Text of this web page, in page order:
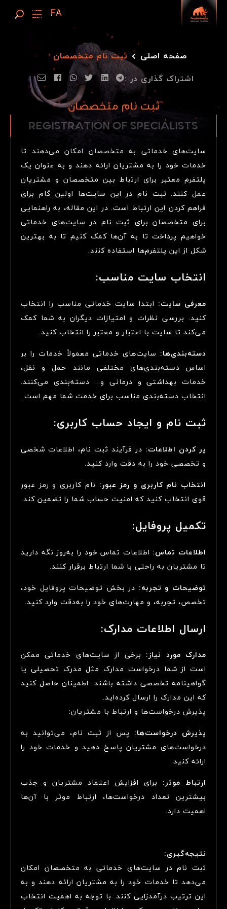
صفحه اصلی
ثبت نام متخصصان
اشتراک گذاری در :
ثبت نام متخصصان
REGISTRATION OF
SPECIALISTS
REGISTRATION OF SPECIALISTS
سایت‌های خدماتی به متخصصان امکان می‌دهند تا
خدمات خود را به مشتریان ارائه دهند و به عنوان یک
پلتفرم معتبر برای ارتباط بین متخصصان و مشتریان
عمل کنند. ثبت نام در این سایت‌ها اولین گام برای
فراهم کردن این ارتباط است. در این مقاله، به راهنمایی
برای متخصصان برای ثبت نام در سایت‌های خدماتی
خواهیم پرداخت تا به آن‌ها کمک کنیم تا به بهترین
شکل از این پلتفرم‌ها استفاده کنند.
انتخاب سایت مناسب:
معرفی سایت: ابتدا سایت خدماتی مناسب را انتخاب
کنید. بررسی نظرات و امتیازات دیگران به شما کمک
می‌کند تا سایت با اعتبار و معتبر را انتخاب کنید.
دسته‌بندی‌ها: سایت‌های خدماتی معمولاً خدمات را بر
اساس دسته‌بندی‌های مختلفی مانند حمل و نقل،
خدمات بهداشتی و درمانی و... دسته‌بندی می‌کنند.
انتخاب دسته‌بندی مناسب برای خدمت شما مهم است.
ثبت نام و ایجاد حساب کاربری:
پر کردن اطلاعات: در فرآیند ثبت نام، اطلاعات شخصی
و تخصصی خود را به دقت وارد کنید.
انتخاب نام کاربری و رمز عبور: نام کاربری و رمز عبور
قوی انتخاب کنید که امنیت حساب شما را تضمین کند.
تکمیل پروفایل:
اطلاعات تماس: اطلاعات تماس خود را به‌روز نگه دارید
تا مشتریان به راحتی با شما ارتباط برقرار کنند.
توضیحات و تجربه: در بخش توضیحات پروفایل خود،
تخصص، تجربه، و مهارت‌های خود را به‌دقت وارد کنید.
ارسال اطلاعات مدارک:
مدارک مورد نیاز: برخی از سایت‌های خدماتی ممکن
است از شما درخواست مدارک مثل مدرک تحصیلی یا
گواهینامه تخصصی داشته باشند. اطمینان حاصل کنید
که این مدارک را ارسال کرده‌اید.
پذیرش درخواست‌ها و ارتباط با مشتریان:
پذیرش درخواست‌ها: پس از ثبت نام، می‌توانید به
درخواست‌های مشتریان پاسخ دهید و خدمات خود را
ارائه کنید.
ارتباط موثر: برای افزایش اعتماد مشتریان و جذب
بیشترین تعداد درخواست‌ها، ارتباط موثر با آن‌ها
اهمیت دارد.
نتیجه‌گیری:
ثبت نام در سایت‌های خدماتی به متخصصان امکان
می‌دهد تا خدمات خود را به مشتریان ارائه دهند و به
این ترتیب درآمدزایی کنند. با توجه به اهمیت انتخاب